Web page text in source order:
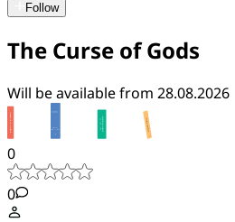
Follow
The Curse of Gods
Will be available from 28.08.2026
0
0